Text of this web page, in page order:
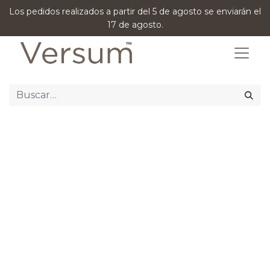
Los pedidos realizados a partir del 5 de agosto se enviarán el
17 de agosto.